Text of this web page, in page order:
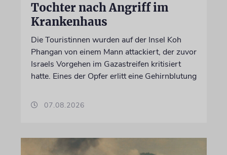
Tochter nach Angriff im
Krankenhaus
Die Touristinnen wurden auf der Insel Koh
Phangan von einem Mann attackiert, der zuvor
Israels Vorgehen im Gazastreifen kritisiert
hatte. Eines der Opfer erlitt eine Gehirnblutung
07.08.2026